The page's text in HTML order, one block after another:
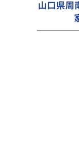
山口県周